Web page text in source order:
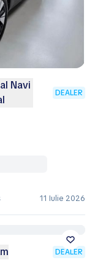
Navi
DEALER
11 Iulie 2026
DEALER